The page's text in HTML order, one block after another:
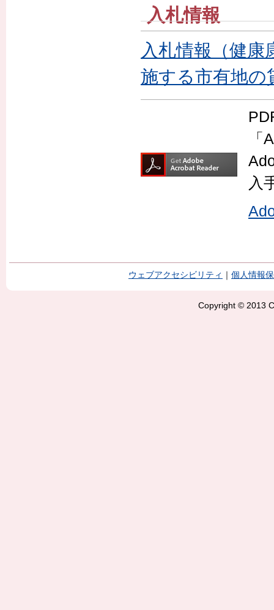
入札情報
入札情報（健康
施する市有地の
入
ウェブアクセシビリティ 個人情報
Copyright © 2013